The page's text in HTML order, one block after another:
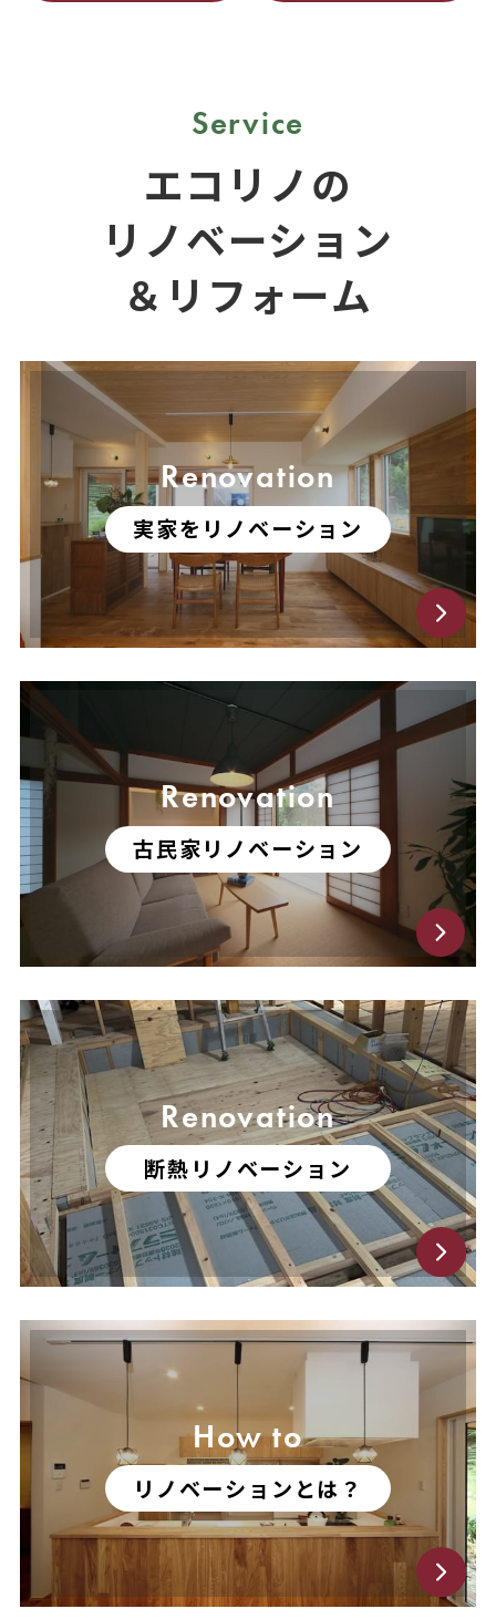
Service
エコリノの
リノベーション
＆リフォーム
Renovation
実家をリノベーション
Renovation
古民家リノベーション
Renovation
断熱リノベーション
How to
リノベーションとは？